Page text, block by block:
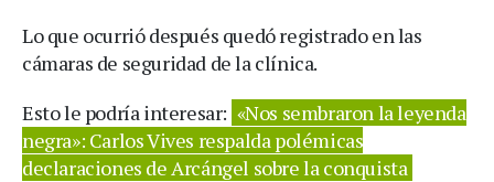
Lo que ocurrió después quedó registrado en las
cámaras de seguridad de la clínica.
Esto le podría interesar: «Nos sembraron la leyenda
negra»: Carlos Vives respalda polémicas
declaraciones de Arcángel sobre la conquista